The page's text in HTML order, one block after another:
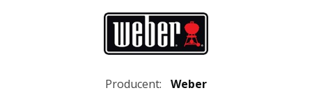
Producent:
Weber